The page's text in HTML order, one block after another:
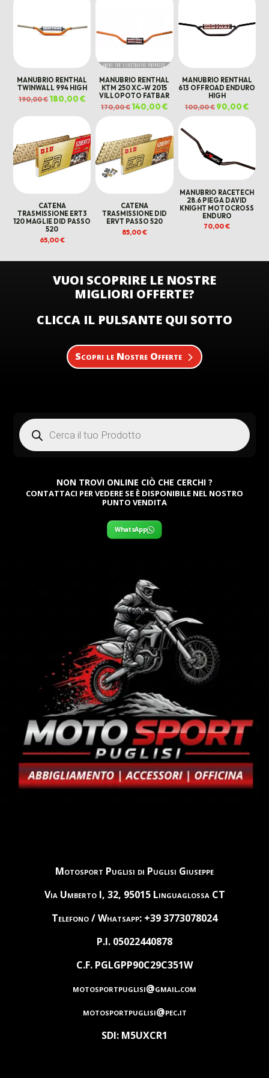
MANUBRIO RENTHAL
TWINWALL 994 HIGH
190,00€ Il
prezzo
era:
180,00€Il
prezzo
attuale
180,00 €.
MANUBRIO RENTHAL
KTM 250 XC-W 2015
VILLOPOTO FATBAR
170,00€ Il
prezzo
originale
140,00€Il
prezzo
attuale
è:
140,00 €.
MANUBRIO RENTHAL
613 OFFROAD ENDURO
HIGH
100,00€ Il
prezzo
originale
90,00€Il
è:
CATENA
TRASMISSIONE ERT3
120 MAGLIE DID PASSO
520
65,00€
CATENA
TRASMISSIONE DID
ERVT PASSO 520
85,00€
MANUBRIO RACETECH
28.6 PIEGA DAVID
KNIGHT MOTOCROSS
ENDURO
70,00€
VUOI SCOPRIRE LE NOSTRE
MIGLIORI OFFERTE?
CLICCA IL PULSANTE QUI SOTTO
Scopri le Nostre Offerte
Products
search
NON TROVI ONLINE CIÒ CHE CERCHI ?
CONTATTACI PER VEDERE SE È DISPONIBILE NEL NOSTRO
PUNTO VENDITA
WhatsApp
Motosport Puglisi di Puglisi Giuseppe
Via Umberto I, 32, 95015 Linguaglossa CT
Telefono / Whatsapp: +39 3773078024
P.I. 05022440878
C.F. PGLGPP90C29C351W
motosportpuglisi@gmail.com
motosportpuglisi@pec.it
SDI: M5UXCR1